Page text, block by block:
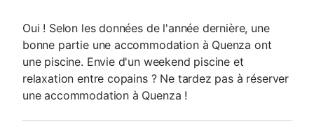
Oui ! Selon les données de l'année dernière, une
bonne partie une accommodation à Quenza ont
une piscine. Envie d'un weekend piscine et
relaxation entre copains ? Ne tardez pas à réserver
une accommodation à Quenza !